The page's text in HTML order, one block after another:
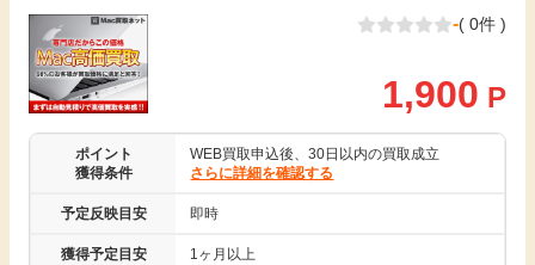
高還元
無料
即日還元
アンケート
エンタメ
クレジットカード
暮らし
-( 0件 )
1,900 P
ポイント
獲得条件
WEB買取申込後、30日以内の買取成立
さらに詳細を確認する
予定反映目安 即時
獲得予定目安 1ヶ月以上